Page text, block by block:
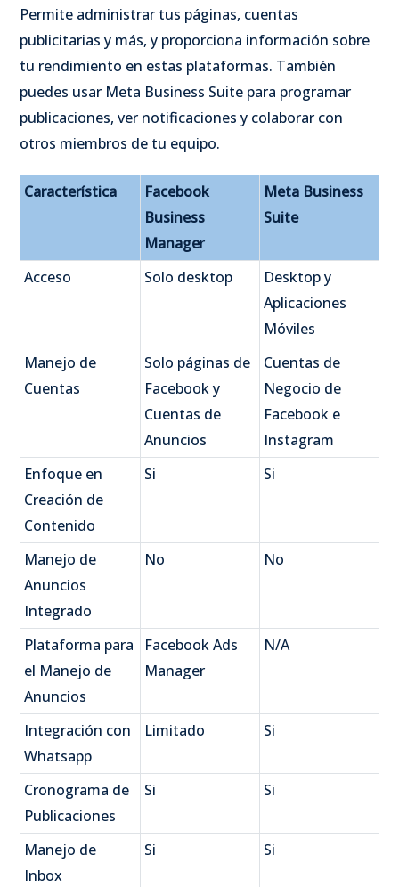
Permite administrar tus páginas, cuentas
publicitarias y más, y proporciona información sobre
tu rendimiento en estas plataformas. También
puedes usar Meta Business Suite para programar
publicaciones, ver notificaciones y colaborar con
otros miembros de tu equipo.
Característica
Facebook
Business
Manager
Meta Business
Suite
Acceso Solo desktop
Desktop y
Aplicaciones
Móviles
Manejo de
Cuentas
Solo páginas de
Facebook y
Cuentas de
Anuncios
Cuentas de
Negocio de
Facebook e
Instagram
Enfoque en
Creación de
Contenido
Si Si
Manejo de
Anuncios
Integrado
No No
Plataforma para
el Manejo de
Anuncios
Facebook Ads
Manager
N/A
Integración con
Whatsapp
Limitado Si
Cronograma de
Publicaciones
Si Si
Manejo de
Inbox
Si Si